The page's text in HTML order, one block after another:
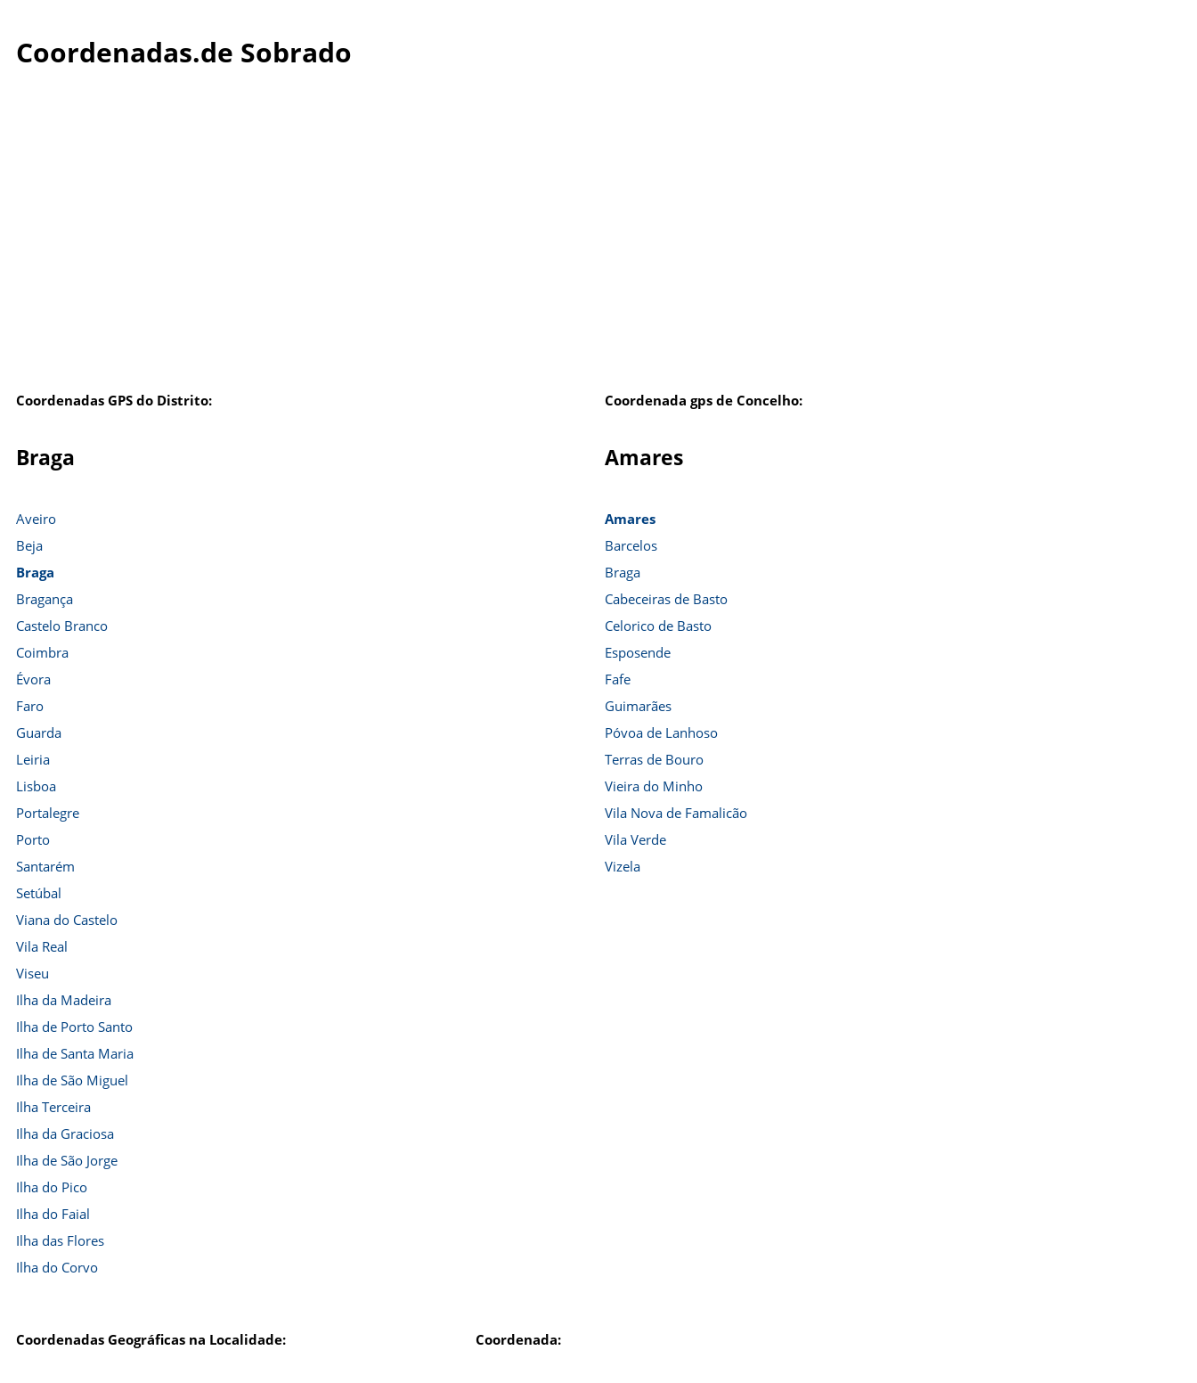
Coordenadas.de Sobrado
Coordenadas GPS do Distrito: Coordenada gps de Concelho:
Braga Amares
Aveiro
Beja
Braga
Bragança
Castelo Branco
Coimbra
Évora
Faro
Guarda
Leiria
Lisboa
Portalegre
Porto
Santarém
Setúbal
Viana do Castelo
Vila Real
Viseu
Ilha da Madeira
Ilha de Porto Santo
Ilha de Santa Maria
Ilha de São Miguel
Ilha Terceira
Ilha da Graciosa
Ilha de São Jorge
Ilha do Pico
Ilha do Faial
Ilha das Flores
Ilha do Corvo
Amares
Barcelos
Braga
Cabeceiras de Basto
Celorico de Basto
Esposende
Fafe
Guimarães
Póvoa de Lanhoso
Terras de Bouro
Vieira do Minho
Vila Nova de Famalicão
Vila Verde
Vizela
Coordenadas Geográficas na Localidade: Coordenada: